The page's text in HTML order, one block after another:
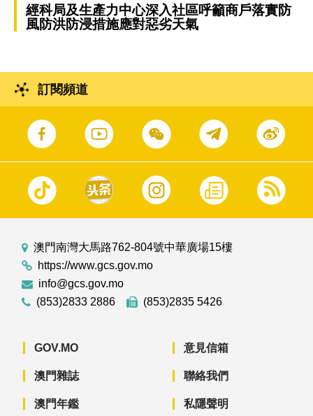
經科局及生產力中心深入社區呼籲商戶落實防
風防洪防浸措施應對惡劣天氣
訂閱頻道
澳門南灣大馬路762-804號中華廣場15樓
https://www.gcs.gov.mo
info@gcs.gov.mo
(853)2833 2886
(853)2835 5426
GOV.MO
澳門雜誌
澳門年鑑
意見信箱
聯絡我們
私隱聲明